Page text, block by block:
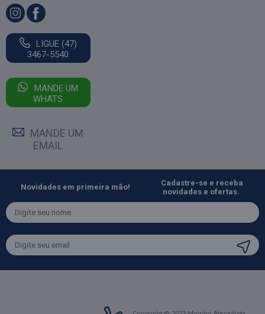
LIGUE (47)
3467-5540
MANDE UM
WHATS
MANDE UM
EMAIL
Novidades em primeira mão!
Cadastre-se e receba
novidades e ofertas.